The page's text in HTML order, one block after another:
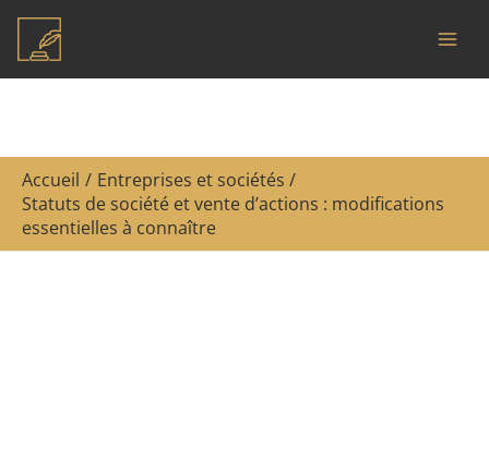
Aller
contenu
Accueil
Entreprises et sociétés
Statuts de société et vente d’actions : modifications
essentielles à connaître
R
e
c
e
r
c